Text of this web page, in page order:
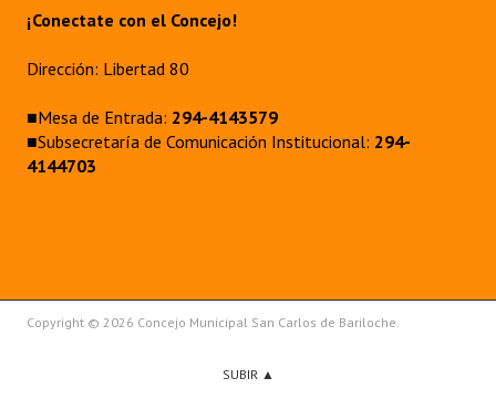
¡Conectate con el Concejo!
Dirección: Libertad 80
■Mesa de Entrada: 294-4143579
■Subsecretaría de Comunicación Institucional: 294-
4144703
Copyright © 2026 Concejo Municipal San Carlos de Bariloche.
SUBIR ▲